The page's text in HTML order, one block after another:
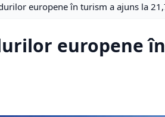
europene în turism a ajuns la
europene